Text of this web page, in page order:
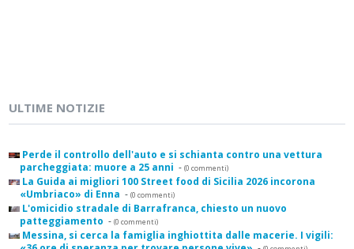
ULTIME NOTIZIE
Perde il controllo dell'auto e si schianta contro una vettura
parcheggiata: muore a 25 anni - (0 commenti)
La Guida ai migliori 100 Street food di Sicilia 2026 incorona
«Umbriaco» di Enna - (0 commenti)
L'omicidio stradale di Barrafranca, chiesto un nuovo
patteggiamento - (0 commenti)
Messina, si cerca la famiglia inghiottita dalle macerie. I vigili: